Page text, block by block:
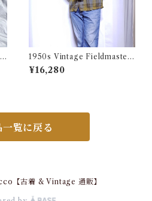
1950s Vintage Fieldmaster
Wool Topstar Style Jacket /
USA ヴィンテージ トップスタ
¥16,280
一覧に戻る
【古着 & Vintage 通販】